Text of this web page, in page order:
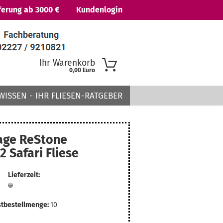
ab 3000 € Kundenlogin
erstellen
vergessen?
Ihr Warenkorb
0,00 Euro
- IHR FLIESEN-RATGEBER
ReStone
Safari Fliese
Lieferzeit:
10